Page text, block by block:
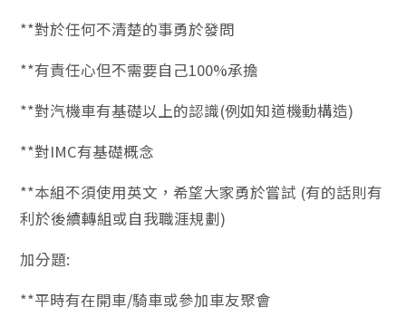
**對於任何不清楚的事勇於發問
**有責任心但不需要自己100%承擔
**對汽機車有基礎以上的認識(例如知道機動構造)
**對IMC有基礎概念
**本組不須使用英文，希望大家勇於嘗試 (有的話則有
利於後續轉組或自我職涯規劃)
加分題:
**平時有在開車/騎車或參加車友聚會